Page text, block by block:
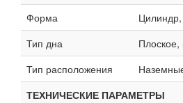
Форма
Тип дна
Плоское,
Тип расположения
ТЕХНИЧЕСКИЕ ПАРАМЕТРЫ